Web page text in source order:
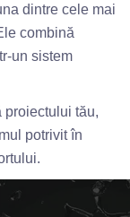
dintre cele mai
combină
un sistem
proiectului tău,
potrivit în